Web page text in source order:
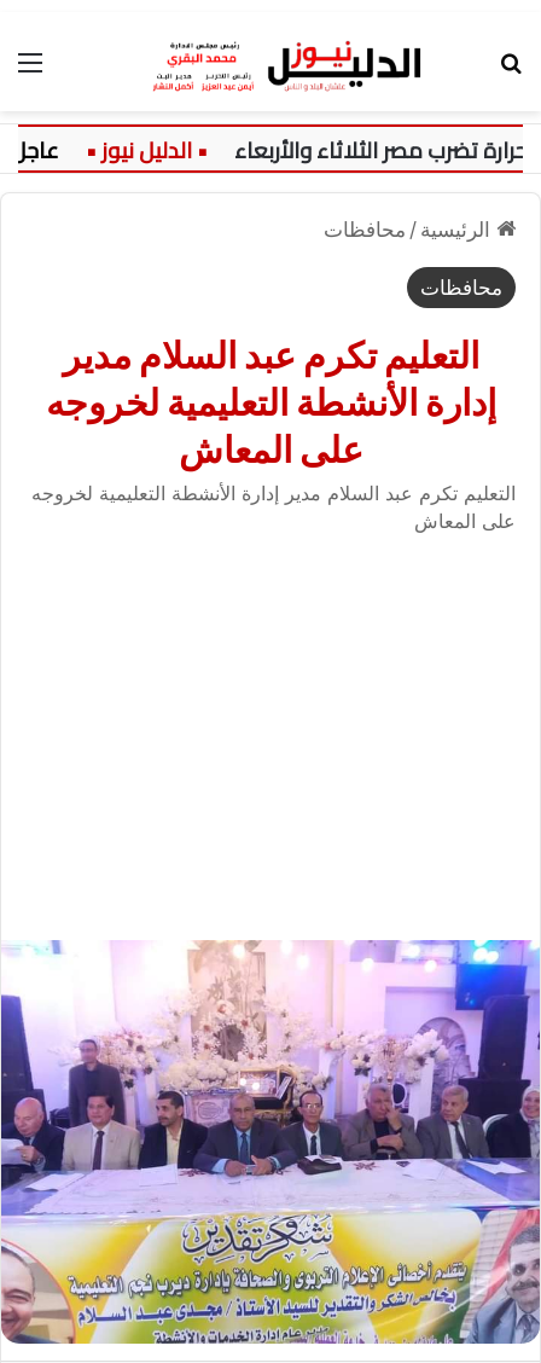
والأربعاء عاجل: رابط نتيجة تنسيق المرحلة
الرئيسية / محافظات
محافظات
التعليم تكرم عبد السلام مدير
إدارة الأنشطة التعليمية لخروجه
على المعاش
التعليم تكرم عبد السلام مدير إدارة الأنشطة التعليمية لخروجه
على المعاش